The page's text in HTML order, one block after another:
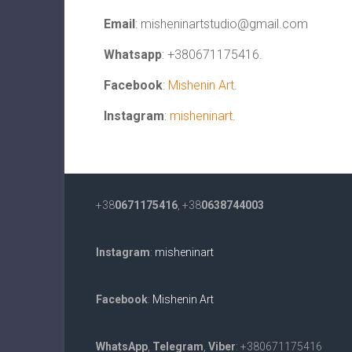
Email: misheninartstudio@gmail.com
Whatsapp: +380671175416.
Facebook: Mishenin Art.
Instagram: misheninart.
+380671175416 , +380638744003
Instagram: misheninart
Facebook: Mishenin Art
WhatsApp Telegram Viber: +380671175416